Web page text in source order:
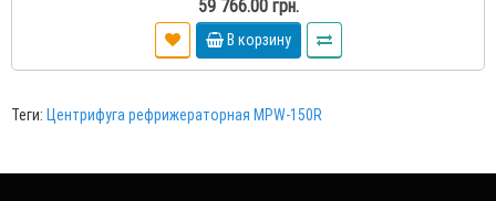
59 766.00 грн.
В корзину
Теги: Центрифуга рефрижераторная MPW-150R